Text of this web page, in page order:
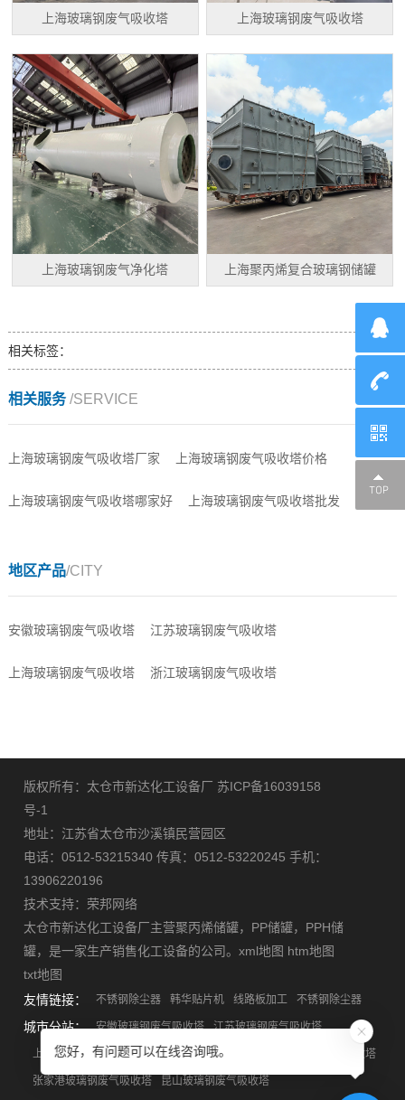
上海玻璃钢废气吸收塔 上海玻璃钢废气吸收塔
上海玻璃钢废气净化塔 上海聚丙烯复合玻璃钢储罐
相关标签：
相关服务/SERVICE
上海玻璃钢废气吸收塔厂家 上海玻璃钢废气吸收塔价格
上海玻璃钢废气吸收塔哪家好 上海玻璃钢废气吸收塔批发
地区产品/CITY
安徽玻璃钢废气吸收塔 江苏玻璃钢废气吸收塔
上海玻璃钢废气吸收塔 浙江玻璃钢废气吸收塔
版权所有：太仓市新达化工设备厂 苏ICP备16039158
号-1
地址：江苏省太仓市沙溪镇民营园区
电话：0512-53215340 传真：0512-53220245 手机：
13906220196
技术支持： 荣邦网络
太仓市新达化工设备厂主营聚丙烯储罐， PP储罐， PPH储
罐，是一家生产销售化工设备的公司。xml地图 htm地图
txt地图
友情链接：
不锈钢除尘器 韩华贴片机 线路板加工 不锈钢除尘器
城市分站： 安徽玻璃钢废气吸收塔 江苏玻璃钢废气吸收塔
上海玻璃钢废气吸收塔 浙江玻璃钢废气吸收塔 苏州玻璃钢废气吸收塔
张家港玻璃钢废气吸收塔 昆山玻璃钢废气吸收塔
您好，有问题可以在线咨询哦。